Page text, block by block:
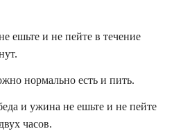
ешьте и не пейте в течение
нормально есть и пить.
и ужина не ешьте и не пейте
часов.